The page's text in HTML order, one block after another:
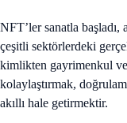
NFT’ler sanatla
çeşitli sektörlerdeki
kimlikten gayrimenkul
kolaylaştırmak,
akıllı hale getirmektir.